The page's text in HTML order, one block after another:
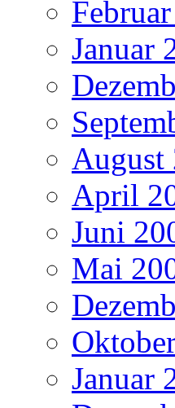
Januar
August
April
Juni
Mai
Januar